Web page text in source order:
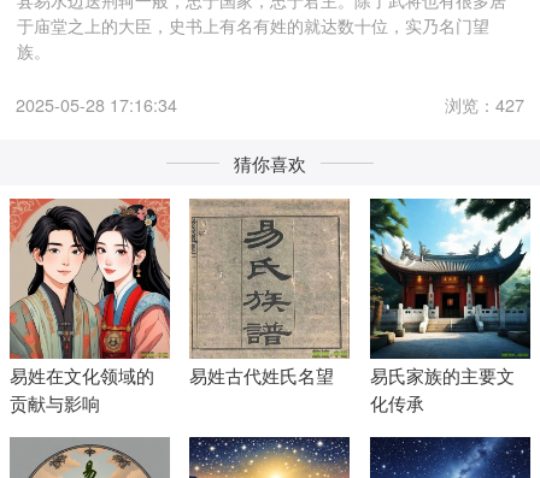
于庙堂之上的大臣，史书上有名有姓的就达数十位，实乃名门望
族。
2025-05-28 17:16:34 浏览：427
猜你喜欢
易姓在文化领域的
贡献与影响
易姓古代姓氏名望
易氏家族的主要文
化传承